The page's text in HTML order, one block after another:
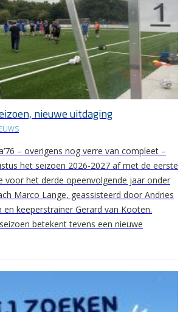
nieuwe uitdaging
– overigens nog verre van compleet –
het seizoen 2026-2027 af met de eerste
voor het derde opeenvolgende jaar onder
Marco Lange, geassisteerd door Andries
en keeperstrainer Gerard van Kooten.
betekent tevens een nieuwe